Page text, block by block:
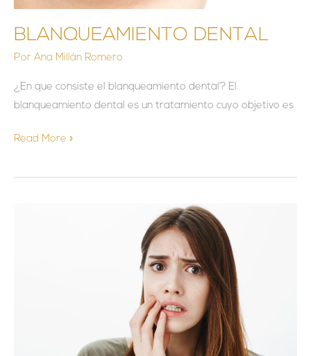
BLANQUEAMIENTO DENTAL
Por Ana Millán Romero
¿En que consiste el blanqueamiento dental? El
blanqueamiento dental es un tratamiento cuyo objetivo es
Read More »